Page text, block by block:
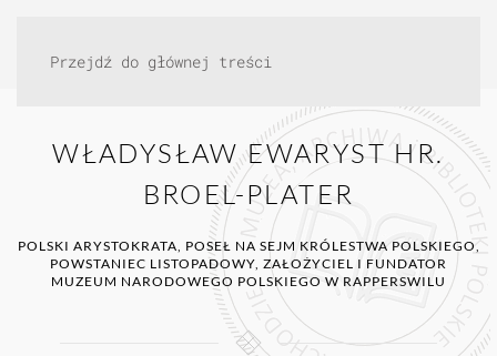
Przejdź do głównej treści
WŁADYSŁAW EWARYST HR.
BROEL-PLATER
POLSKI ARYSTOKRATA, POSEŁ NA SEJM KRÓLESTWA POLSKIEGO,
POWSTANIEC LISTOPADOWY, ZAŁOŻYCIEL I FUNDATOR
MUZEUM NARODOWEGO POLSKIEGO W RAPPERSWILU